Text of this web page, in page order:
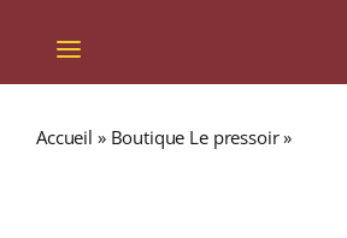
Toggle
Navigation
Accueil » Boutique Le pressoir»